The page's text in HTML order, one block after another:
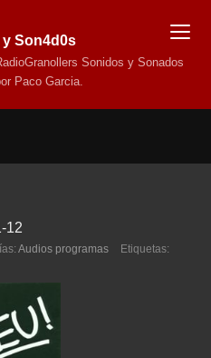
Son4d0s
Sonidos y Sonados
Paco Garcia.
12
Audios programas
Etiquetas: